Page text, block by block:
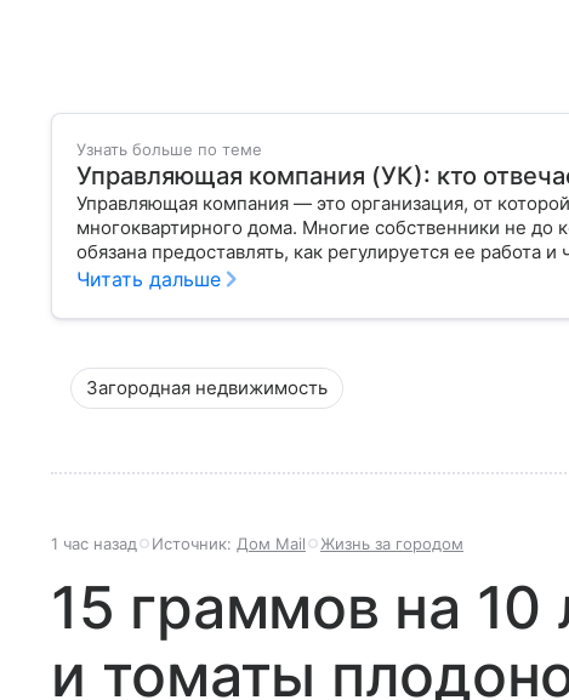
Узнать больше по теме
Управляющая компания (УК): кто
Управляющая компания — это организация, от
многоквартирного дома. Многие собственники не до
обязана предоставлять, как регулируется ее работа
плохо.
Читать дальше
Загородная недвижимость
1 час назад Источник: Дом Mail Жизнь за городом
15 граммов на
и томаты